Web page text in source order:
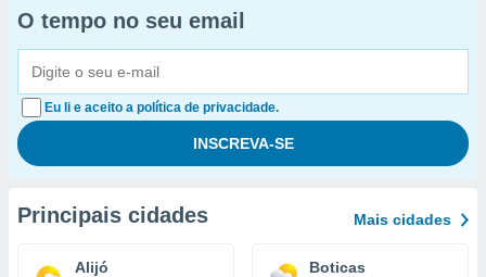
O tempo no seu email
Eu li e aceito a política de privacidade.
Principais cidades Mais cidades
Alijó Boticas